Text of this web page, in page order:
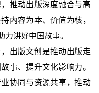
推动出版深度融合与高
内容为本、价值为核，
讲好中国故事。
出版文创是推动出版走
事、提升文化影响力。
协同与资源共享，推动